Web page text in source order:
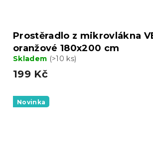
Prostěradlo z mikrovlákna
oranžové 180x200 cm
Skladem (>10 ks)
199 Kč
Novinka